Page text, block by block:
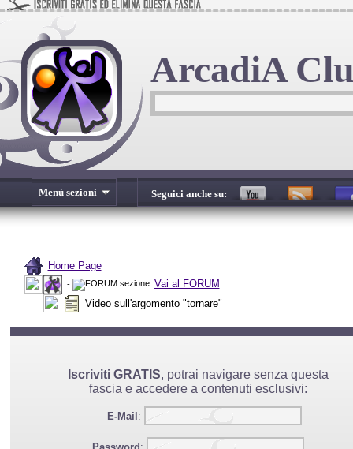
ArcadiA
Menù sezioni Seguici anche su:
Home Page
-
Vai al FORUM
Video sull'argomento "tornare"
Iscriviti GRATIS, potrai navigare senza questa
fascia e accedere a contenuti esclusivi:
E-Mail :